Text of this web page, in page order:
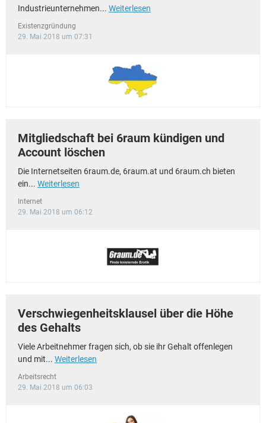
Industrieunternehmen... Weiterlesen
Existenzgründung
29. Mai 2018 um 07:31
Mitgliedschaft bei 6raum kündigen und
Account löschen
Die Internetseiten 6raum.de, 6raum.at und 6raum.ch bieten
ein... Weiterlesen
Internet
29. Mai 2018 um 06:12
Verschwiegenheitsklausel über die Höhe
des Gehalts
Viele Arbeitnehmer fragen sich, ob sie ihr Gehalt offenlegen
und mit... Weiterlesen
Arbeitsrecht
29. Mai 2018 um 06:03